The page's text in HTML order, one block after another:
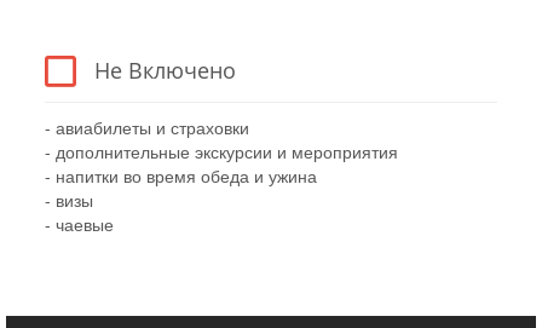
Не Включено
- авиабилеты и страховки
- дополнительные экскурсии и мероприятия
- напитки во время обеда и ужина
- визы
- чаевые